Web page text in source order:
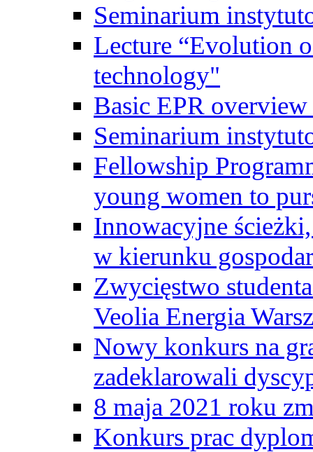
Seminarium
Lecture “Evolution
technology"
Basic EPR overview
Seminarium
Fellowship
young women to
Innowacyjne
w kierunku
Zwycięstwo
Veolia Energia
Nowy konkurs na
zadeklarowali
8 maja 2021 roku
Konkurs prac